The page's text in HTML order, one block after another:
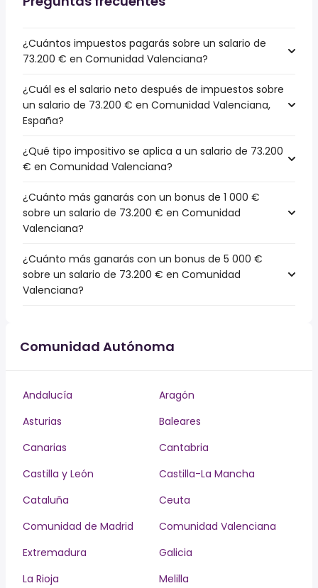
¿Cuántos impuestos pagarás sobre un salario de
73.200 € en Comunidad Valenciana?
¿Cuál es el salario neto después de impuestos sobre
un salario de 73.200 € en Comunidad Valenciana,
España?
¿Qué tipo impositivo se aplica a un salario de 73.200
€ en Comunidad Valenciana?
¿Cuánto más ganarás con un bonus de 1 000 €
sobre un salario de 73.200 € en Comunidad
Valenciana?
¿Cuánto más ganarás con un bonus de 5 000 €
sobre un salario de 73.200 € en Comunidad
Valenciana?
Comunidad Autónoma
Andalucía
Aragón
Asturias
Baleares
Canarias
Cantabria
Castilla y León
Castilla-La Mancha
Cataluña
Ceuta
Comunidad de Madrid
Comunidad Valenciana
Extremadura
Galicia
La Rioja
Melilla